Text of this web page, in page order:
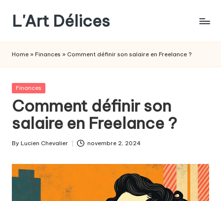
content
L'Art Délices
Home » Finances » Comment définir son salaire en Freelance ?
Posted
Finances
Comment définir son
salaire en Freelance ?
Posted
By Lucien Chevalier novembre 2, 2024